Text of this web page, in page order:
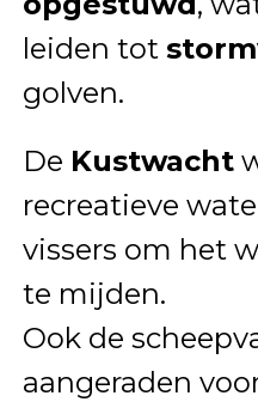
leiden tot
golven.
De Kustwacht
recreatieve
vissers om het
te mijden.
Ook de
aangeraden